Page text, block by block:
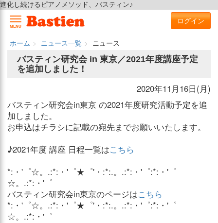
進化し続けるピアノメソッド、バスティン♪
MENU
ログイン
ホーム ニュース一覧
ニュース
バスティン研究会 in 東京／2021年度講座予定
を追加しました！
2020年11月16日(月)
バスティン研究会in東京 の2021年度研究活動予定を追
加しました。
お申込はチラシに記載の宛先までお願いいたします。
♪2021年度 講座 日程一覧はこちら
*:・'゜☆。.:*:・'゜★゜'・:*:.。.:*:・'゜:*:・'゜
☆。.:*:・'゜
バスティン研究会in東京のページはこちら
*:・'゜☆。.:*:・'゜★゜'・:*:.。.:*:・'゜:*:・'゜
☆。.:*:・'゜